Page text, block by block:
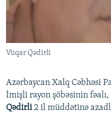
Vüqar Qədirli
Azərbaycan Xalq Cəbhəsi
İmişli rayon şöbəsinin
Qədirli2 il müddətinə